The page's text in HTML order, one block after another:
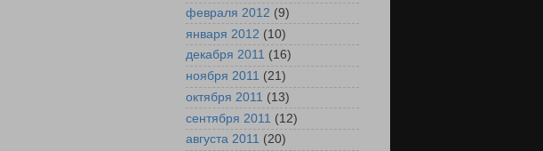
февраля 2012 (9)
января 2012 (10)
декабря 2011 (16)
ноября 2011 (21)
октября 2011 (13)
сентября 2011 (12)
августа 2011 (20)